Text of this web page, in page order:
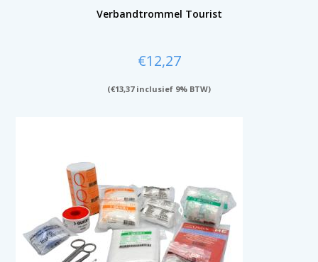
Verbandtrommel Tourist
€12,27
(€13,37inclusief 9% BTW)